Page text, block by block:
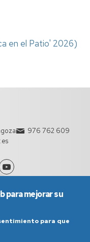
en el Patio' 2026)
976 762 609
para mejorar su
para que